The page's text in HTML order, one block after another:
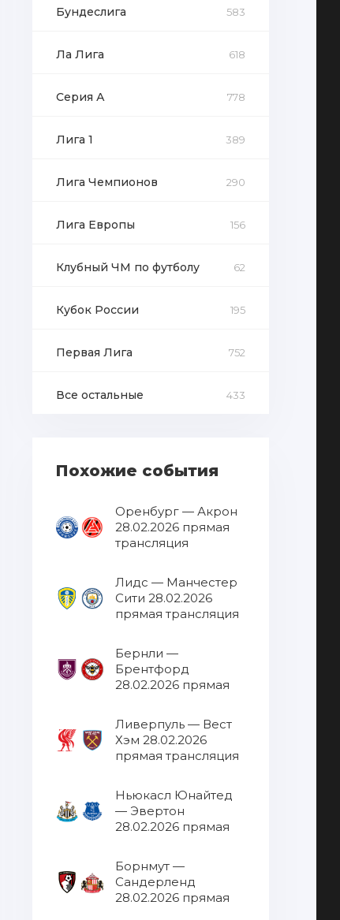
Бундеслига 583
Ла Лига 618
Серия А 778
Лига 1 389
Лига Чемпионов 290
Лига Европы 156
Клубный ЧМ по футболу 62
Кубок России 195
Первая Лига 752
Все остальные 433
Похожие события
Оренбург — Акрон
28.02.2026 прямая
трансляция
Лидс — Манчестер
Сити 28.02.2026
прямая трансляция
Бернли —
Брентфорд
28.02.2026 прямая
Ливерпуль — Вест
Хэм 28.02.2026
прямая трансляция
Ньюкасл Юнайтед
— Эвертон
28.02.2026 прямая
Борнмут —
Сандерленд
28.02.2026 прямая